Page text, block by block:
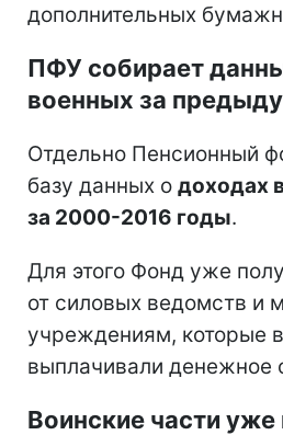
дополнительных
ПФУ собирает
военных за
Отдельно Пенсионный
базу данных о доходах
за 2000-2016 годы.
Для этого Фонд уже
от силовых ведомств и
учреждениям, которые
выплачивали денежное
Воинские части